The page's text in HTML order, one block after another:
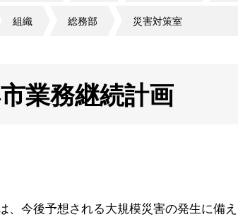
組織 総務部 災害対策室
業務継続計画
、今後予想される大規模災害の発生に備